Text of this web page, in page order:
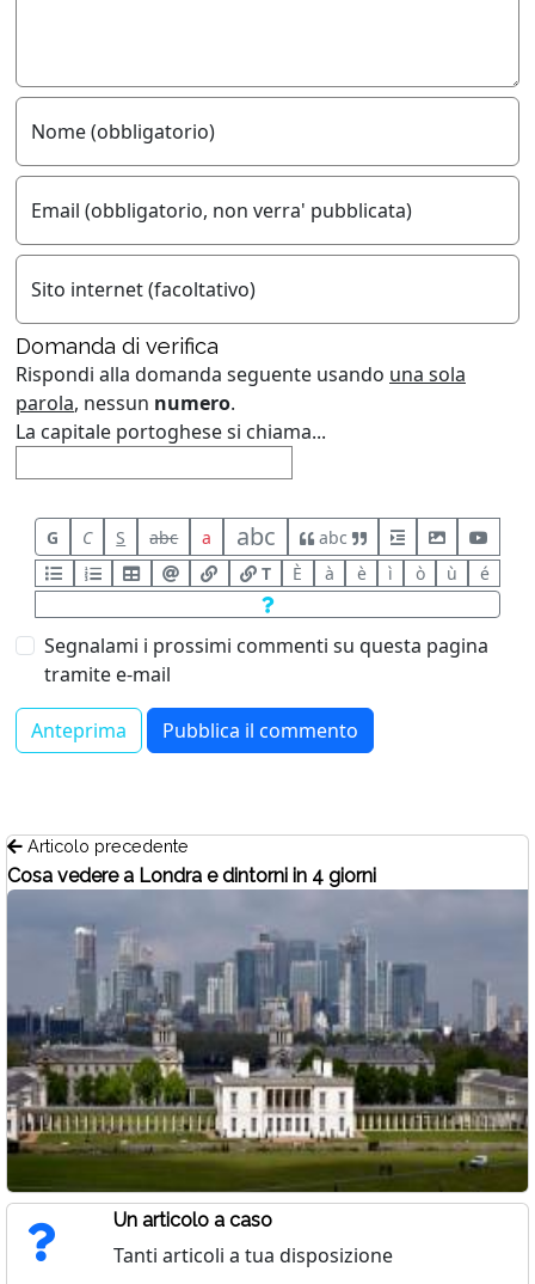
Nome (obbligatorio)
Email (obbligatorio, non verra' pubblicata)
Sito internet (facoltativo)
Domanda di verifica
Rispondi alla domanda seguente usando una sola
parola, nessun numero.
La capitale portoghese si chiama...
G C S abc a abc
abc
T
È à è ì ò ù é
Segnalami i prossimi commenti su questa pagina
tramite e-mail
Articolo precedente
Cosa vedere a Londra e dintorni in 4 giorni
Un articolo a caso
Tanti articoli a tua disposizione